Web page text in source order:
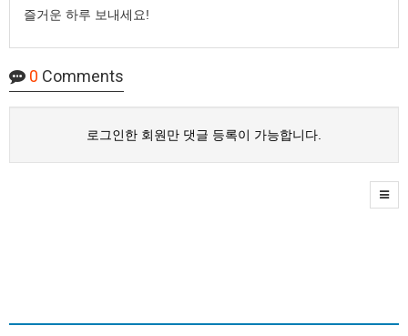
즐거운 하루 보내세요!
0 Comments
로그인한 회원만 댓글 등록이 가능합니다.